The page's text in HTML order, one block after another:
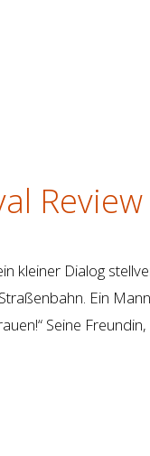
kleiner Dialog
Ein
Seine